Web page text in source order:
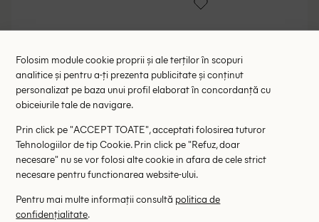
Folosim module cookie proprii și ale terților în scopuri
analitice și pentru a-ți prezenta publicitate și conținut
personalizat pe baza unui profil elaborat în concordanță cu
obiceiurile tale de navigare.
Prin click pe "ACCEPT TOATE", acceptati folosirea tuturor
Tehnologiilor de tip Cookie. Prin click pe "Refuz, doar
necesare" nu se vor folosi alte cookie in afara de cele strict
necesare pentru functionarea website-ului.
Pentru mai multe informații consultă politica de
confidențialitate.